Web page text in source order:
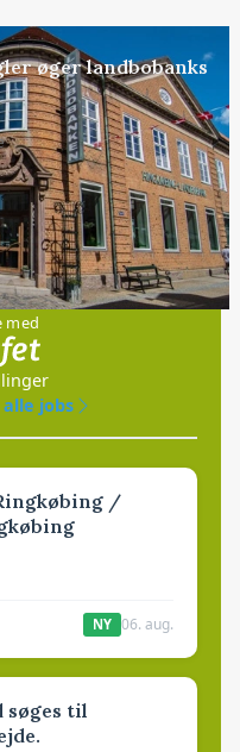
øger landbobanks
med
alle jobs
/
NY 06. aug.
til